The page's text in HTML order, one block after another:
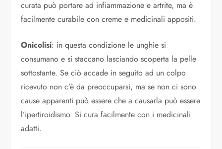
curata può portare ad infiammazione e artrite, ma è
facilmente curabile con creme e medicinali appositi.
Onicolisi: in questa condizione le unghie si
consumano e si staccano lasciando scoperta la pelle
sottostante. Se ciò accade in seguito ad un colpo
ricevuto non c’è da preoccuparsi, ma se non ci sono
cause apparenti può essere che a causarla può essere
l’ipertiroidismo. Si cura facilmente con i medicinali
adatti.